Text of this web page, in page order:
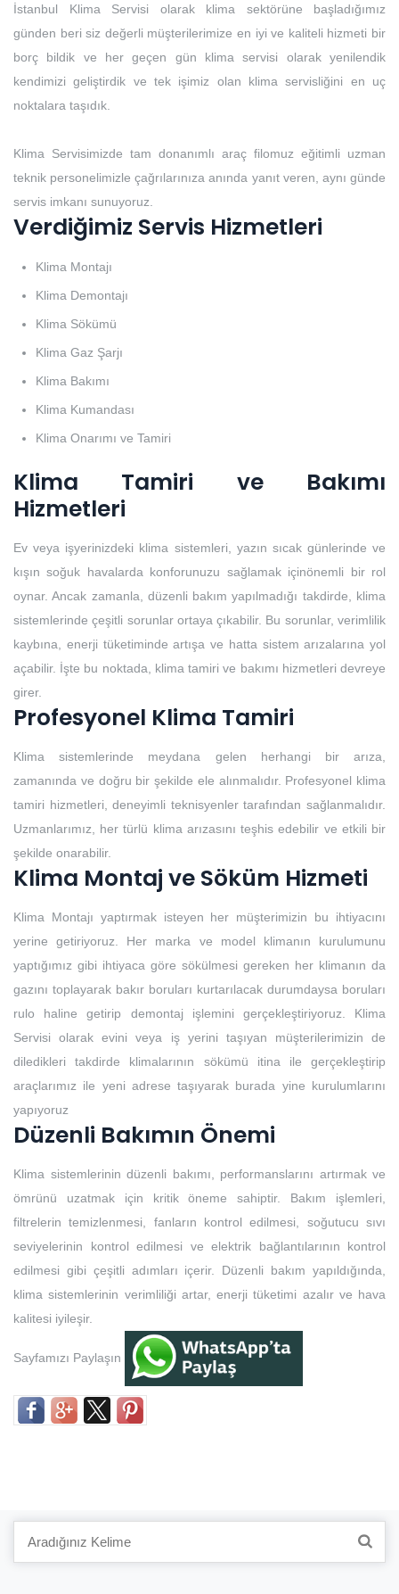
İstanbul Klima Servisi olarak klima sektörüne başladığımız
günden beri siz değerli müşterilerimize en iyi ve kaliteli hizmeti bir
borç bildik ve her geçen gün klima servisi olarak yenilendik
kendimizi geliştirdik ve tek işimiz olan klima servisliğini en uç
noktalara taşıdık.
Klima Servisimizde tam donanımlı araç filomuz eğitimli uzman
teknik personelimizle çağrılarınıza anında yanıt veren, aynı günde
servis imkanı sunuyoruz.
Verdiğimiz Servis Hizmetleri
Klima Montajı
Klima Demontajı
Klima Sökümü
Klima Gaz Şarjı
Klima Bakımı
Klima Kumandası
Klima Onarımı ve Tamiri
Klima Tamiri ve Bakımı
Hizmetleri
Ev veya işyerinizdeki klima sistemleri, yazın sıcak günlerinde ve
kışın soğuk havalarda konforunuzu sağlamak içinönemli bir rol
oynar. Ancak zamanla, düzenli bakım yapılmadığı takdirde, klima
sistemlerinde çeşitli sorunlar ortaya çıkabilir. Bu sorunlar, verimlilik
kaybına, enerji tüketiminde artışa ve hatta sistem arızalarına yol
açabilir. İşte bu noktada, klima tamiri ve bakımı hizmetleri devreye
girer.
Profesyonel Klima Tamiri
Klima sistemlerinde meydana gelen herhangi bir arıza,
zamanında ve doğru bir şekilde ele alınmalıdır. Profesyonel klima
tamiri hizmetleri, deneyimli teknisyenler tarafından sağlanmalıdır.
Uzmanlarımız, her türlü klima arızasını teşhis edebilir ve etkili bir
şekilde onarabilir.
Klima Montaj ve Söküm Hizmeti
Klima Montajı yaptırmak isteyen her müşterimizin bu ihtiyacını
yerine getiriyoruz. Her marka ve model klimanın kurulumunu
yaptığımız gibi ihtiyaca göre sökülmesi gereken her klimanın da
gazını toplayarak bakır boruları kurtarılacak durumdaysa boruları
rulo haline getirip demontaj işlemini gerçekleştiriyoruz. Klima
Servisi olarak evini veya iş yerini taşıyan müşterilerimizin de
diledikleri takdirde klimalarının sökümü itina ile gerçekleştirip
araçlarımız ile yeni adrese taşıyarak burada yine kurulumlarını
yapıyoruz
Düzenli Bakımın Önemi
Klima sistemlerinin düzenli bakımı, performanslarını artırmak ve
ömrünü uzatmak için kritik öneme sahiptir. Bakım işlemleri,
filtrelerin temizlenmesi, fanların kontrol edilmesi, soğutucu sıvı
seviyelerinin kontrol edilmesi ve elektrik bağlantılarının kontrol
edilmesi gibi çeşitli adımları içerir. Düzenli bakım yapıldığında,
klima sistemlerinin verimliliği artar, enerji tüketimi azalır ve hava
kalitesi iyileşir.
Sayfamızı Paylaşın